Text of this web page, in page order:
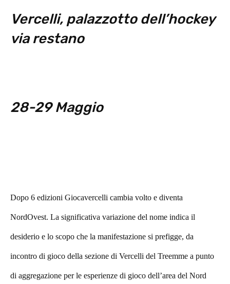
Vercelli, palazzotto dell’hockey
via restano
28-29 Maggio
Dopo 6 edizioni Giocavercelli cambia volto e diventa
NordOvest. La significativa variazione del nome indica il
desiderio e lo scopo che la manifestazione si prefigge, da
incontro di gioco della sezione di Vercelli del Treemme a punto
di aggregazione per le esperienze di gioco dell’area del Nord